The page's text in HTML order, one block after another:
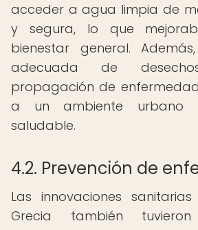
acceder a agua limpia de
y segura, lo que
bienestar general.
adecuada de
propagación de
a un ambiente urbano
saludable.
4.2. Prevención de
Las innovaciones
Grecia también